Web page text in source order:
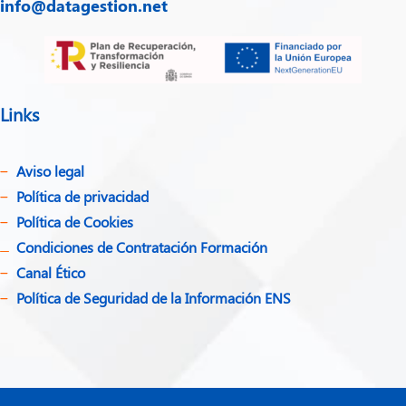
info@datagestion.net
Links
Aviso legal
Política de privacidad​
Política de Cookies
Condiciones de Contratación Formación
Canal Ético
Política de Seguridad de la Información ENS